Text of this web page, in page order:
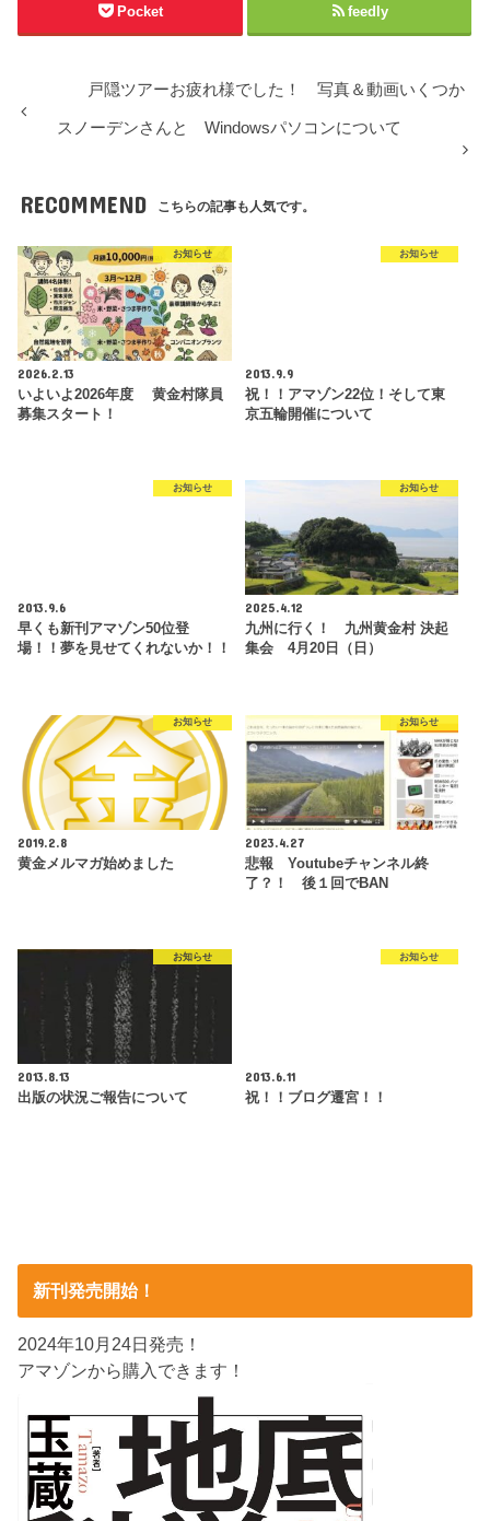
Pocket feedly
戸隠ツアーお疲れ様でした！ 写真＆動画いくつか
スノーデンさんと Windowsパソコンについて
RECOMMEND こちらの記事も人気です。
お知らせ
2026.2.13
いよいよ2026年度 黄金村隊員
募集スタート！
お知らせ
2013.9.9
祝！！アマゾン22位！そして東
京五輪開催について
お知らせ
2013.9.6
早くも新刊アマゾン50位登
場！！夢を見せてくれないか！！
お知らせ
2025.4.12
九州に行く！ 九州黄金村 決起
集会 4月20日（日）
お知らせ
2019.2.8
黄金メルマガ始めました
お知らせ
2023.4.27
悲報 Youtubeチャンネル終
了？！ 後１回でBAN
お知らせ
2013.8.13
出版の状況ご報告について
お知らせ
2013.6.11
祝！！ブログ遷宮！！
新刊発売開始！
2024年10月24日発売！
アマゾンから購入できます！